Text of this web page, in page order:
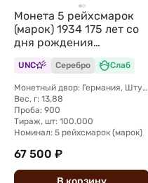
Монета 5 рейхсмарок
(марок) 1934 175 лет со
дня рождения
Фридриха Шиллера
Германия слаб ННР MS
63
UNC Серебро Слаб
Монетный двор: Германия, Штутгарт
Вес, г: 13,88
Проба: 900
Тираж, шт: 100.000
Номинал: 5 рейхсмарок (марок)
67 500 ₽